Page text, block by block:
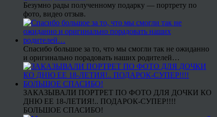
Безумно рады полученному подарку — портрету по
фото, видео отзыв.
Спасибо большое за то, что мы смогли так не ожиданно
и оригинально порадовать наших родителей…
ЗАКАЗЫВАЛИ ПОРТРЕТ ПО ФОТО ДЛЯ ДОЧКИ КО
ДНЮ ЕЕ 18-ЛЕТИЯ!.. ПОДАРОК-СУПЕР!!!!
БОЛЬШОЕ СПАСИБО!